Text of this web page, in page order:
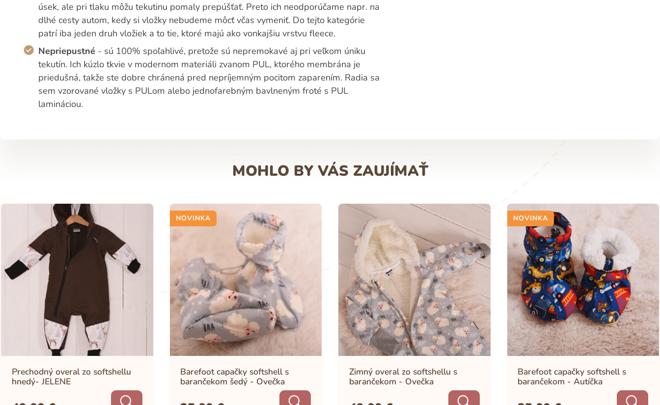
úsek, ale pri tlaku môžu tekutinu pomaly prepúšťať. Preto ich neodporúčame napr. na
dlhé cesty autom, kedy si vložky nebudeme môcť včas vymeniť. Do tejto kategórie
patrí iba jeden druh vložiek a to tie, ktoré majú ako vonkajšiu vrstvu fleece.
Nepriepustné - sú 100% spoľahlivé, pretože sú nepremokavé aj pri veľkom úniku
tekutín. Ich kúzlo tkvie v modernom materiáli zvanom PUL, ktorého membrána je
priedušná, takže ste dobre chránená pred nepríjemným pocitom zaparením. Radia sa
sem vzorované vložky s PULom alebo jednofarebným bavlneným froté s PUL
lamináciou.
MOHLO BY VÁS ZAUJÍMAŤ
Prechodný overal zo softshellu
hnedý- JELENE
NOVINKA
Barefoot capačky softshell s
barančekom šedý - Ovečka
Zimný overal zo softshellu s
barančekom - Ovečka
NOVINKA
Barefoot capačky softshell s
barančekom - Autíčka